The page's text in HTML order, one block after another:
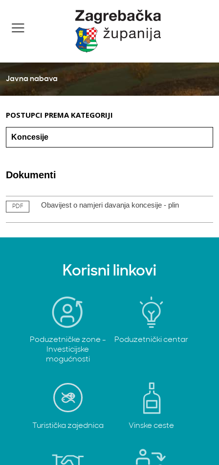
Javna nabava
POSTUPCI PREMA KATEGORIJI
Dokumenti
PDF Obavijest o namjeri davanja koncesije - plin
Korisni linkovi
Poduzetničke zone -
Investicijske
mogućnosti
Poduzetnički centar
Turistička zajednica Vinske ceste